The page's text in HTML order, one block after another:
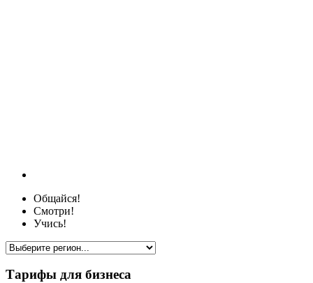
Общайся!
Смотри!
Учись!
Тарифы для бизнеса